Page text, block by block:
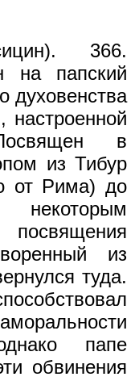
366.
на папский
духовенства
настроенной
в
из Тибур
от Рима) до
из
туда.
папе
обвинения